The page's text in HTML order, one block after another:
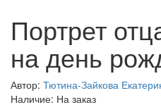
Портрет
на день
Автор: Тютина-Зайкова
Наличие: На заказ